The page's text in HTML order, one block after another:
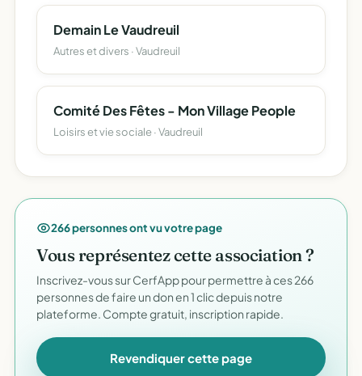
Demain Le Vaudreuil
Autres et divers · Vaudreuil
Comité Des Fêtes - Mon Village People
Loisirs et vie sociale · Vaudreuil
266 personnes ont vu votre page
Vous représentez cette association ?
Inscrivez-vous sur CerfApp pour permettre à ces 266
personnes de faire un don en 1 clic depuis notre
plateforme. Compte gratuit, inscription rapide.
Revendiquer cette page